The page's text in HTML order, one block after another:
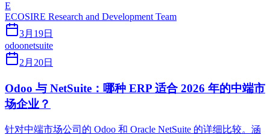
E
ECOSIRE Research and Development Team
3月19日
odoonetsuite
2月20日
Odoo 与 NetSuite：哪种 ERP 适合 2026 年的中端市
场企业？
针对中端市场公司的 Odoo 和 Oracle NetSuite 的详细比较。涵